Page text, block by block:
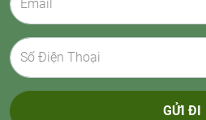
GỬI ĐI